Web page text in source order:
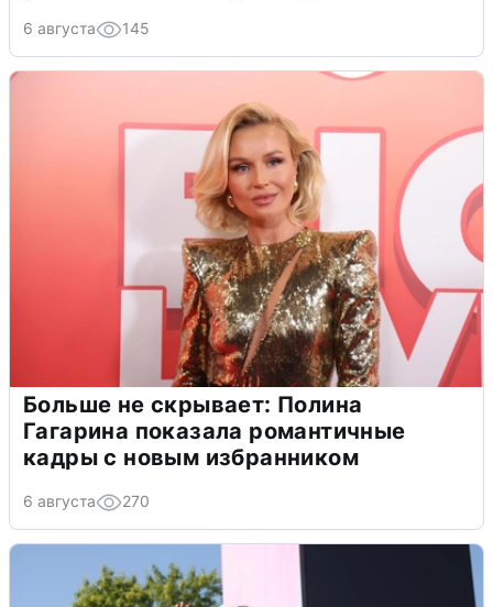
6 августа 145
Больше не скрывает: Полина
Гагарина показала романтичные
кадры с новым избранником
6 августа 270